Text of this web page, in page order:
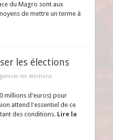
du Magro sont aux
de mettre un terme à
les élections
les élections
millions d'euros) pour
attend l'essentiel de ce
des conditions. Lire la